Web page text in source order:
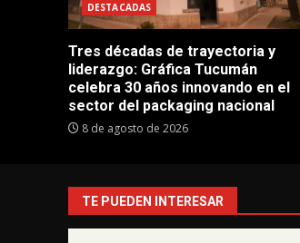
DESTACADAS
Tres décadas de trayectoria y
liderazgo: Gráfica Tucumán
celebra 30 años innovando en el
sector del packaging nacional
8 de agosto de 2026
TE PUEDEN INTERESAR